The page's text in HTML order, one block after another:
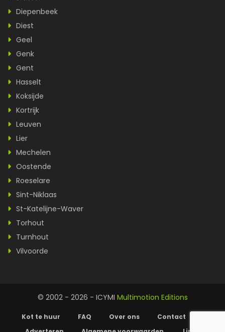
Diepenbeek
Diest
Geel
Genk
Gent
Hasselt
Koksijde
Kortrijk
Leuven
Lier
Mechelen
Oostende
Roeselare
Sint-Niklaas
St-Katelijne-Waver
Torhout
Turnhout
Vilvoorde
© 2002 - 2026 - ICYMI Multimotion Editions
Kot te huur FAQ Over ons
Contact